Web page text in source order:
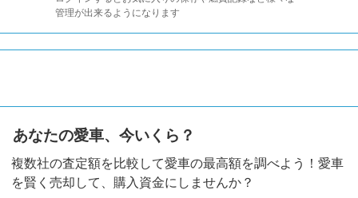
管理が出来るようになります
あなたの愛車、今いくら？
複数社の査定額を比較して愛車の最高額を調べよう！愛車
を賢く売却して、購入資金にしませんか？